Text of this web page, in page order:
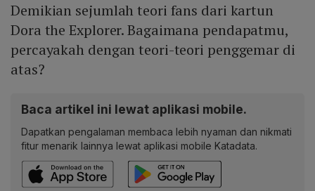
Demikian sejumlah teori fans dari kartun
Dora the Explorer. Bagaimana pendapatmu,
percayakah dengan teori-teori penggemar di
atas?
Baca artikel ini lewat aplikasi mobile.
Dapatkan pengalaman membaca lebih nyaman dan nikmati
fitur menarik lainnya lewat aplikasi mobile Katadata.